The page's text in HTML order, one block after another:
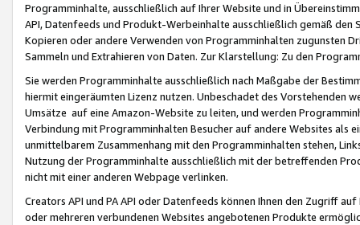
Programminhalte, ausschließlich auf Ihrer Website und in
API, Datenfeeds und Produkt-Werbeinhalte ausschließlich gemäß
Kopieren oder andere Verwenden von Programminhalten zugunsten
Sammeln und Extrahieren von Daten. Zur Klarstellung: Zu den
Sie werden Programminhalte ausschließlich nach Maßgabe der
hiermit eingeräumten Lizenz nutzen. Unbeschadet des Vorstehenden
Umsätze auf eine Amazon-Website zu leiten, und werden
Verbindung mit Programminhalten Besucher auf andere Websites als
unmittelbarem Zusammenhang mit den Programminhalten stehen,
Nutzung der Programminhalte ausschließlich mit der betreffenden
nicht mit einer anderen Webpage verlinken.
Creators API und PA API oder Datenfeeds können Ihnen den Zugriff
oder mehreren verbundenen Websites angebotenen Produkte